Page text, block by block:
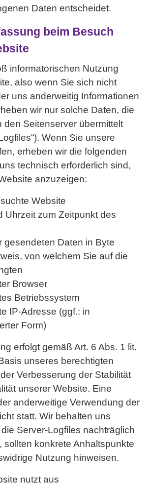
Daten entscheidet.
beim Besuch
informatorischen Nutzung
also wenn Sie sich nicht
uns anderweitig Informationen
wir nur solche Daten, die
den Seitenserver übermittelt
Wenn Sie unsere
erheben wir die folgenden
technisch erforderlich sind,
anzuzeigen:
Website
Uhrzeit zum Zeitpunkt des
gesendeten Daten in Byte
von welchem Sie auf die
Browser
Betriebssystem
IP-Adresse (ggf.: in
Form)
erfolgt gemäß Art. 6 Abs. 1 lit.
unseres berechtigten
Verbesserung der Stabilität
unserer Website. Eine
anderweitige Verwendung der
statt. Wir behalten uns
Server-Logfiles nachträglich
sollten konkrete Anhaltspunkte
Nutzung hinweisen.
nutzt aus